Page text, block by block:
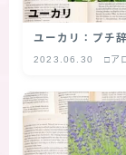
ユーカリ：プチ
2023.06.30
□ア